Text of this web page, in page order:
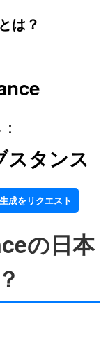
は？
スタンス
成をリクエスト
の日本